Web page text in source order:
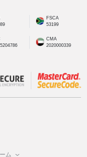
FSCA
53199
CMA
2020000339
ム